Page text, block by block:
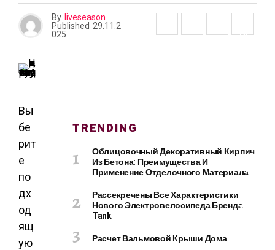
В
И
К
П
By liveseason
Published 29.11.2
025
Вы
бе
рит
е
по
дх
од
ящ
ую
TRENDING
Облицовочный Декоративный Кирпич
Из Бетона: Преимущества И
Применение Отделочного Материала
Рассекречены Все Характеристики
Нового Электровелосипеда Бренда
Tank
Расчет Вальмовой Крыши Дома